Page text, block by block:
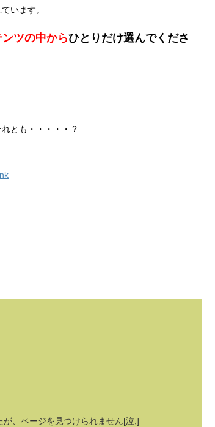
います。
ツの中からひとりだけ選んでくださ
とも・・・・・？
、ページを見つけられません[泣;]